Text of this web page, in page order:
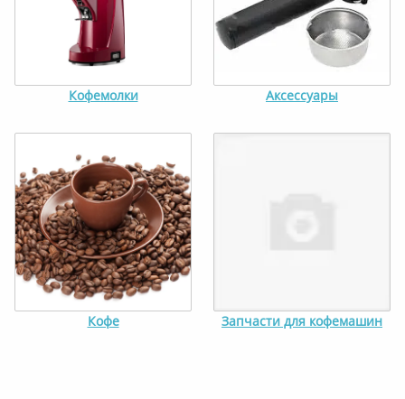
Кофемолки Аксессуары
Кофе Запчасти для кофемашин